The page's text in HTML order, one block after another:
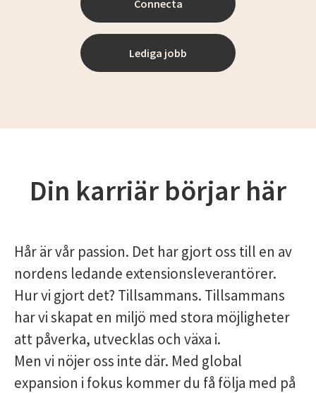
Connecta
Lediga jobb
Din karriär börjar här
Hår är vår passion. Det har gjort oss till en av
nordens ledande extensionsleverantörer.
Hur vi gjort det? Tillsammans. Tillsammans
har vi skapat en miljö med stora möjligheter
att påverka, utvecklas och växa i.
Men vi nöjer oss inte där. Med global
expansion i fokus kommer du få följa med på